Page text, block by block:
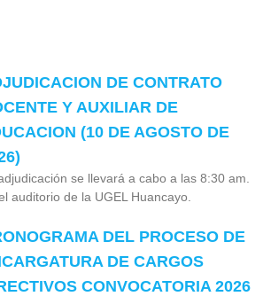
DE CONTRATO
Y AUXILIAR DE
(10 DE AGOSTO DE
se llevará a cabo a las 8:30 am.
auditorio de la UGEL Huancayo.
DEL PROCESO DE
DE CARGOS
CONVOCATORIA 2026